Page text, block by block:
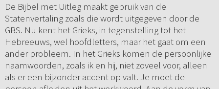
De Bijbel met Uitleg maakt gebruik van de
Statenvertaling zoals die wordt uitgegeven door de
GBS. Nu kent het Grieks, in tegenstelling tot het
Hebreeuws, wel hoofdletters, maar het gaat om een
ander probleem. In het Grieks komen de persoonlijke
naamwoorden, zoals ik en hij, niet zoveel voor, alleen
als er een bijzonder accent op valt. Je moet de